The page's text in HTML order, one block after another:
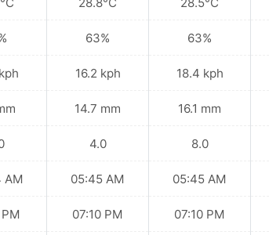
AM
PM
63%
16.2 kph
14.7 mm
4.0
05:45 AM
07:10 PM
63%
18.4 kph
16.1 mm
8.0
05:45 AM
07:10 PM